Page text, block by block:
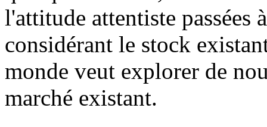
l'attitude attentiste
considérant le stock
monde veut explorer de
marché existant.